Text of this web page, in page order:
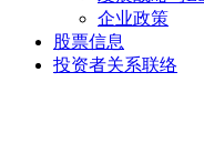
企业政策
股票信息
投资者关系联络